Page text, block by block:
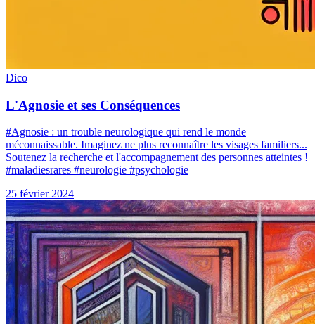
Dico
L'Agnosie et ses Conséquences
#Agnosie : un trouble neurologique qui rend le monde
méconnaissable. Imaginez ne plus reconnaître les visages familiers...
Soutenez la recherche et l'accompagnement des personnes atteintes !
#maladiesrares #neurologie #psychologie
25 février 2024